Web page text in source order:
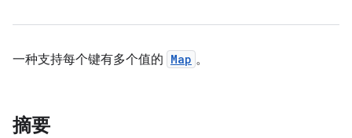
一种支持每个键有多个值的 Map 。
摘要